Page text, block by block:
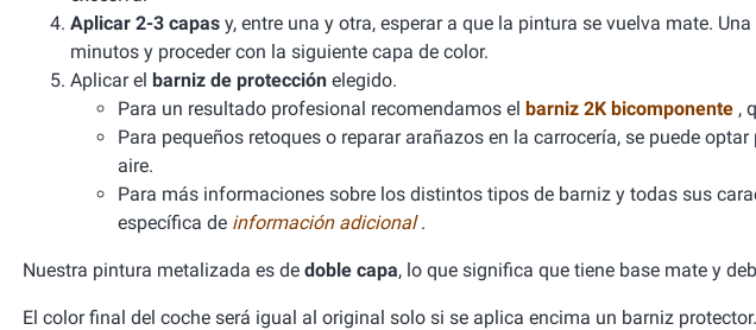
Aplicar 2-3 capas y, entre una y otra, esperar a que la pintura se vuelva mate.
minutos y proceder con la siguiente capa de color.
Aplicar el barniz de protección elegido.
Para un resultado profesional recomendamos el barniz 2K bicomponente ,
Para pequeños retoques o reparar arañazos en la carrocería, se puede optar
aire.
Para más informaciones sobre los distintos tipos de barniz y todas sus
específica de información adicional.
Nuestra pintura metalizada es de doble capa, lo que significa que tiene base mate y
El color final del coche será igual al original solo si se aplica encima un barniz protector.